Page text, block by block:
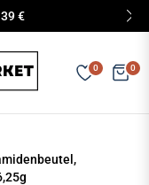
€
0 0